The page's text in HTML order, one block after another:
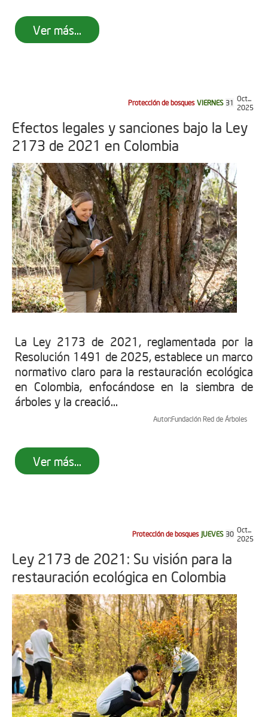
Ver más...
Protección de bosques VIERNES 31 Oct...
2025
Efectos legales y sanciones bajo la Ley
2173 de 2021 en Colombia
La Ley 2173 de 2021, reglamentada por la
Resolución 1491 de 2025, establece un marco
normativo claro para la restauración ecológica
en Colombia, enfocándose en la siembra de
árboles y la creació...
Autor:Fundación Red de Árboles
Ver más...
Protección de bosques JUEVES 30 Oct...
2025
Ley 2173 de 2021: Su visión para la
restauración ecológica en Colombia